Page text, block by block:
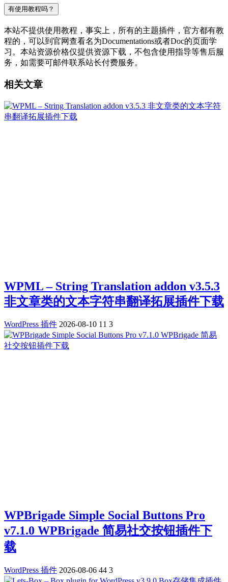
有使用教程吗？
本站不提供使用教程，事实上，所有的主题插件，官方都有教
程的，可以到官网查看名为Documentations或者Doc的页面学
习。本站资源价格仅提供资源下载，不包含使用指导等售后服
务，如需要可邮件联系站长付费服务。
相关文章
WPML – String Translation addon v3.5.3
非文章类的文本字符串翻译拓展插件下载
WordPress 插件 2026-08-10 11 3
WPBrigade Simple Social Buttons Pro
v7.1.0 WPBrigade 简易社交按钮插件下
载
WordPress 插件 2026-08-06 44 3